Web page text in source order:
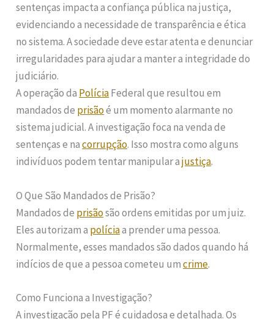
sentenças impacta a confiança pública na justiça,
evidenciando a necessidade de transparência e ética
no sistema. A sociedade deve estar atenta e denunciar
irregularidades para ajudar a manter a integridade do
judiciário.
A operação da PolíciaFederal que resultou em
mandados de prisãoé um momento alarmante no
sistema judicial. A investigação foca na venda de
sentenças e nacorrupção. Isso mostra como alguns
indivíduos podem tentar manipular ajustiça.
O Que São Mandados de Prisão?
Mandados de prisãosão ordens emitidas por um juiz.
Eles autorizam a políciaa prender uma pessoa.
Normalmente, esses mandados são dados quando há
indícios de que a pessoa cometeu umcrime.
Como Funciona a Investigação?
A investigação pela PF é cuidadosa e detalhada. Os